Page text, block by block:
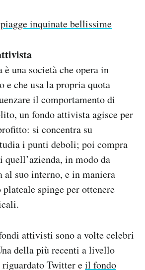
inquinate bellissime
una società che opera in
e che usa la propria quota
il comportamento di
un fondo attivista agisce per
si concentra su
i punti deboli; poi compra
quell’azienda, in modo da
al suo interno, e in maniera
plateale spinge per ottenere
attivisti sono a volte celebri
della più recenti a livello
Twitter eil fondo